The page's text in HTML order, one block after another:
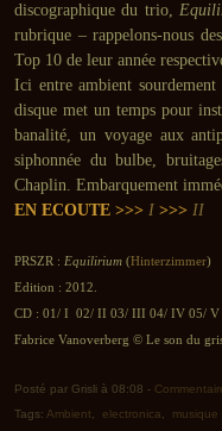
discographique du trio,
rubrique – rappelons-nous
Top 10 de leur année
Ici entre ambient
disque met un temps pour
banalité, un voyage aux
siphonnée du bulbe,
Chaplin. Embarquement
EN ECOUTE >>> I >>> II
PRSZR : Equilirium (Hinterzimmer)
Edition : 2012.
CD : 01/ I 02/ II 03/ III 04/ IV 05/ V
Fabrice Vanoverberg © Le son du
Posté par Grisli à 08:08 -
Tags: Ambient electronica musique